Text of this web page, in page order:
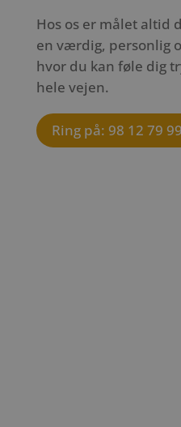
Hos os er målet altid
en værdig, personlig
hvor du kan føle dig
hele vejen.
Ring på: 98 12 79 99